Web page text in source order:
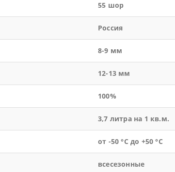
55 шор
Россия
8-9 мм
12-13 мм
100%
3,7 литра на 1 кв.м.
от -50 °С до +50 °С
всесезонные